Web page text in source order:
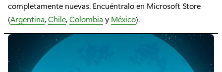
completamente nuevas. Encuéntralo en Microsoft Store
(Argentina,Chile,Colombia y México).